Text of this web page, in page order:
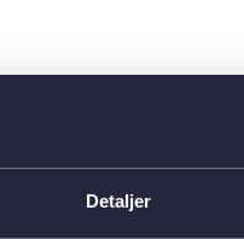
Detaljer